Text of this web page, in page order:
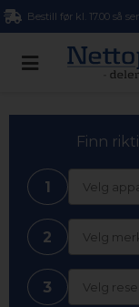
Bestill før kl. 17.00 så
Finn
1 Velg
2 Velg
3 Velg